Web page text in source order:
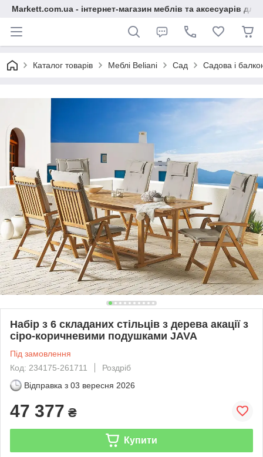
Markett.com.ua - інтернет-магазин меблів та аксесуарів для
Каталог товарів Меблі Beliani Сад Садова і
Набір з 6 складаних стільців з дерева акації з
сіро-коричневими подушками JAVA
Під замовлення
Код: 234175-261711
Роздріб
Відправка з 03 вересня 2026
47 377 ₴
Купити